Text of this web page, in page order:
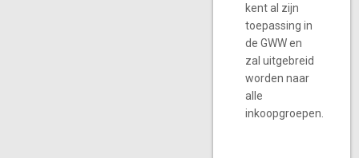
kent al zijn
toepassing in
de GWW en
zal uitgebreid
worden naar
alle
inkoopgroepen.